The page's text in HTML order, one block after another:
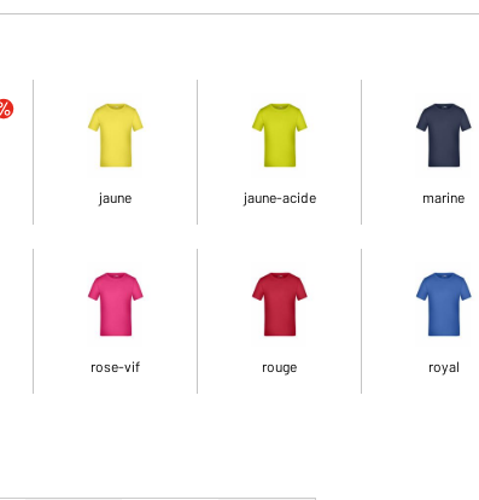
jaune jaune-acide marine
rose-vif rouge royal